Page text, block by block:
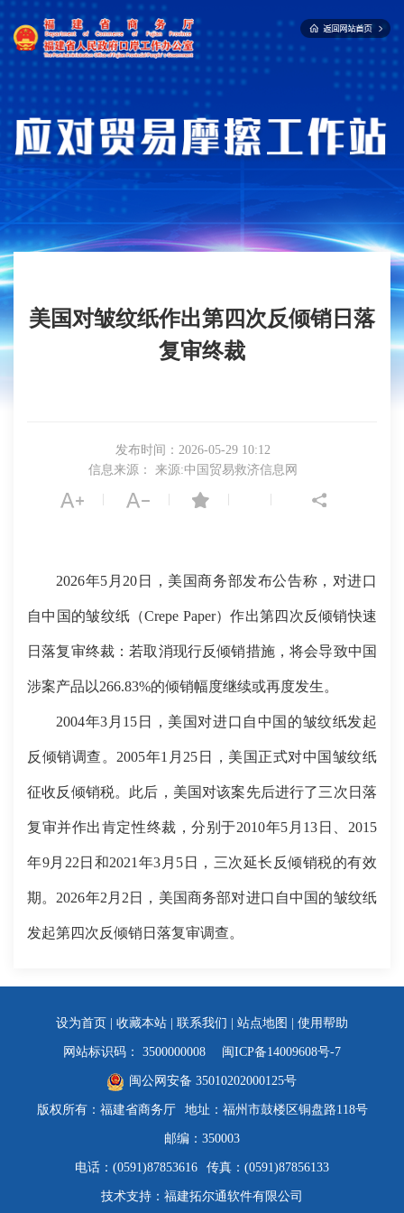
美国对皱纹纸作出第四次反倾销日落
复审终裁
发布时间：2026-05-29 10:12
信息来源： 来源:中国贸易救济信息网
2026年5月20日，美国商务部发布公告称，对进口
自中国的皱纹纸（Crepe Paper）作出第四次反倾销快速
日落复审终裁：若取消现行反倾销措施，将会导致中国
涉案产品以266.83%的倾销幅度继续或再度发生。
2004年3月15日，美国对进口自中国的皱纹纸发起
反倾销调查。2005年1月25日，美国正式对中国皱纹纸
征收反倾销税。此后，美国对该案先后进行了三次日落
复审并作出肯定性终裁，分别于2010年5月13日、2015
年9月22日和2021年3月5日，三次延长反倾销税的有效
期。2026年2月2日，美国商务部对进口自中国的皱纹纸
发起第四次反倾销日落复审调查。
设为首页 收藏本站 联系我们 站点地图 使用帮助
网站标识码： 3500000008 闽ICP备14009608号-7
闽公网安备 35010202000125号
版权所有：福建省商务厅 地址：福州市鼓楼区铜盘路118号
邮编：350003
电话：(0591)87853616 传真：(0591)87856133
技术支持：福建拓尔通软件有限公司